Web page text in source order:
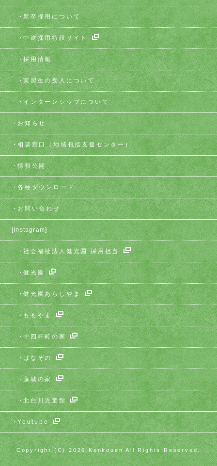
新卒採用について
中途採用特設サイト
採用情報
実習生の受入について
インターンシップについて
お知らせ
相談窓口（地域包括支援センター）
情報公開
各種ダウンロード
お問い合わせ
[Instagram]
社会福祉法人健光園 採用担当
健光園
健光園あらしやま
ももやま
十四軒町の家
はなぞの
藤城の家
北白川児童館
Youtube
Copyright (C) 2026 Kenkouen All Rights Reserved.